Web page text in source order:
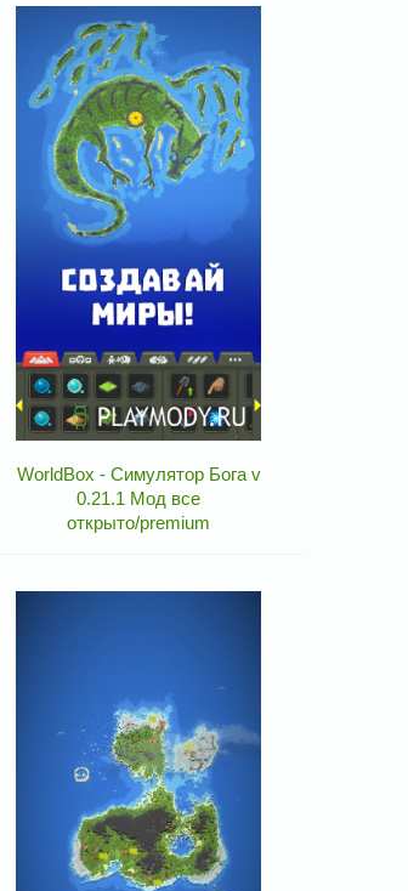
WorldBox - Симулятор Бога v
0.21.1 Мод все
открыто/premium